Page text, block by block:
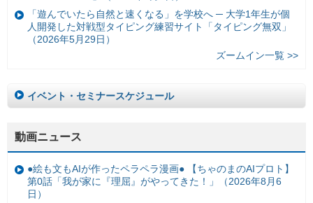
「遊んでいたら自然と速くなる」を学校へ ─ 大学1年生が個
人開発した対戦型タイピング練習サイト「タイピング無双」
（2026年5月29日）
ズームイン一覧 >>
イベント・セミナースケジュール
動画ニュース
●絵も文もAIが作ったペラペラ漫画● 【ちゃのまのAIプロト】
第0話「我が家に『理屈』がやってきた！」（2026年8月6
日）